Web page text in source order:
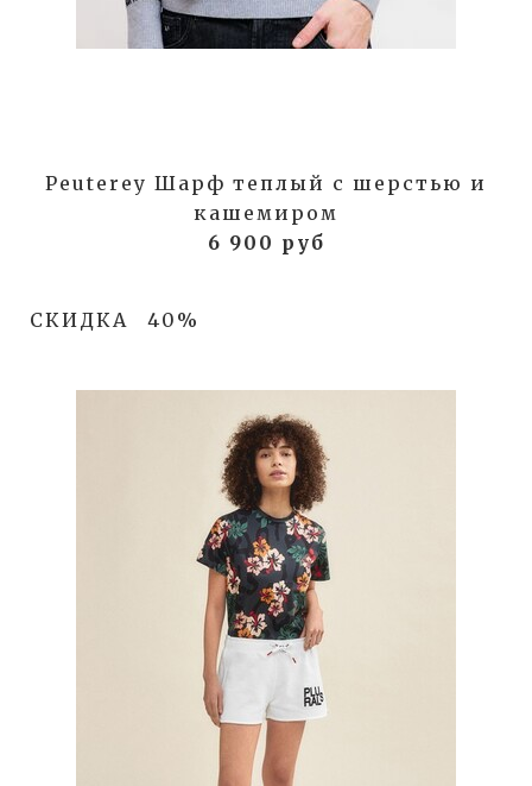
Peuterey Шарф теплый с шерстью и
кашемиром
6 900 руб
СКИДКА 40%